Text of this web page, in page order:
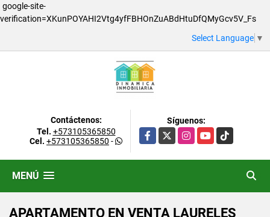
google-site-
verification=XKunPOYAHI2Vtg4yfFBHOnZuABdHtuDfQMyGcv5V_Fs
Select Language ▼
Contáctenos:
Tel. +573105365850
Cel. +573105365850 -
Síguenos:
Facebook
X InstagramYouTubeTikTok
MENÚ
APARTAMENTO EN VENTA LAURELES